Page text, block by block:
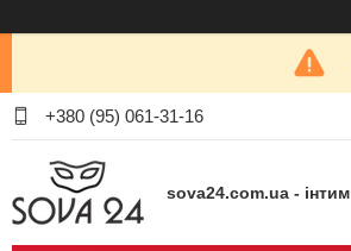
+380 (95) 061-31-16
sova24.com.ua -